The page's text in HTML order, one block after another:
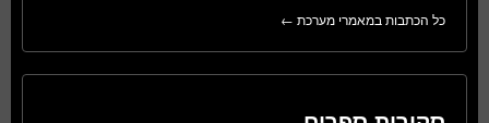
כל הכתבות במאמרי מערכת ←